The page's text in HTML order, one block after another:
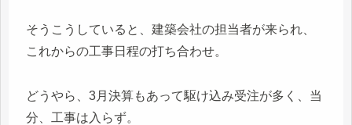
そうこうしていると、建築会社の担当者が来られ、
これからの工事日程の打ち合わせ。
どうやら、3月決算もあって駆け込み受注が多く、当
分、工事は入らず。